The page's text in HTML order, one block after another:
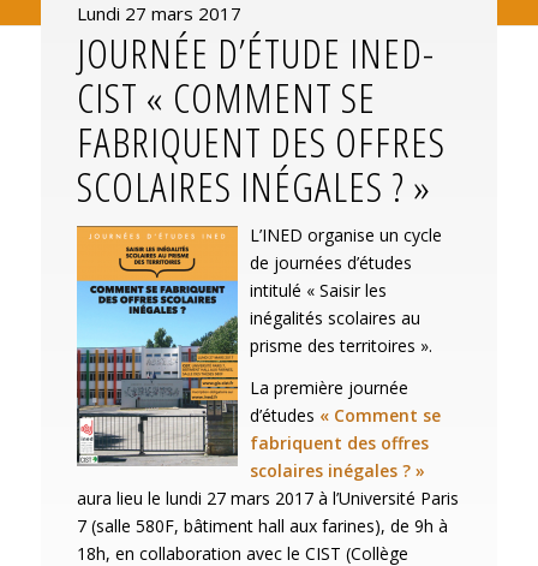
Lundi 27 mars 2017
JOURNÉE D’ÉTUDE INED-
CIST « COMMENT SE
FABRIQUENT DES OFFRES
SCOLAIRES INÉGALES ? »
L’INED organise un cycle
de journées d’études
intitulé « Saisir les
inégalités scolaires au
prisme des territoires ».
La première journée
d’études « Comment se
fabriquent des offres
scolaires inégales ? »
aura lieu le lundi 27 mars 2017 à l’Université Paris
7 (salle 580F, bâtiment hall aux farines), de 9h à
18h, en collaboration avec le CIST (Collège